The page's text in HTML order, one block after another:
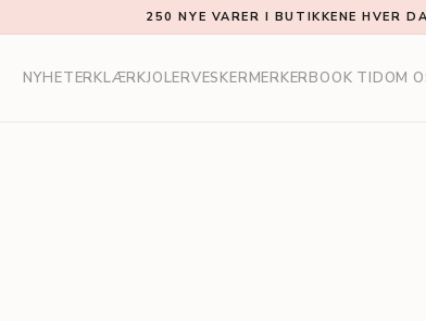
250 NYE VARER I BUTIKKENE HVER
NYHETERKLÆRKJOLERVESKERMERKERBOOK TIDOM